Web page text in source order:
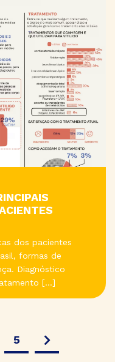
dos pacientes
formas de
Diagnóstico
[…]
5